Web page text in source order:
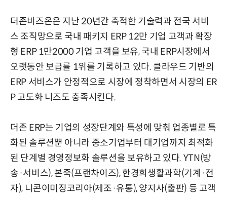
더존비즈온은 지난 20년간 축적한 기술력과 전국 서비
스 조직망으로 국내 패키지 ERP 12만 기업 고객과 확장
형 ERP 1만2000 기업 고객을 보유, 국내 ERP시장에서
오랫동안 보급률 1위를 기록하고 있다. 클라우드 기반의
ERP 서비스가 안정적으로 시장에 정착하면서 시장의 ER
P 고도화 니즈도 충족시킨다.
더존 ERP는 기업의 성장단계와 특성에 맞춰 업종별로 특
화된 솔루션뿐 아니라 중소기업부터 대기업까지 최적화
된 단계별 경영정보화 솔루션을 보유하고 있다. YTN(방
송·서비스), 본죽(프랜차이즈), 한경희생활과학(기계·전
자), 니콘이미징코리아(제조·유통), 양지사(출판) 등 고객